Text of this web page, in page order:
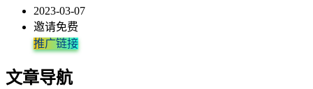
2023-03-07
邀请免费
推广链接
文章导航